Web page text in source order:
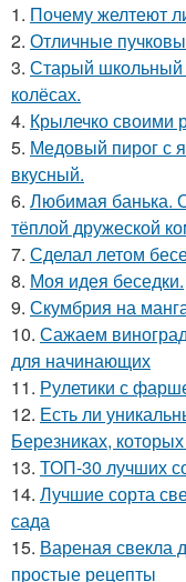
1. Почему желтеют
2. Отличные
3. Старый школьный
колёсах.
4. Крылечко своими
5. Медовый пирог с
вкусный.
6. Любимая банька.
тёплой дружеской
7. Сделал летом
8. Моя идея беседки.
9. Скумбрия на
10. Сажаем
для начинающих
11. Рулетики с
12. Есть ли
Березниках,
13. ТОП-30 лучших
14. Лучшие сорта
сада
15. Вареная свекла
простые рецепты